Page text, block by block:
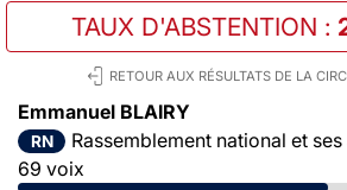
TAUX D'ABSTENTION :
RETOUR AUX RÉSULTATS DE LA
Emmanuel BLAIRY
RN
Rassemblement national et
69 voix